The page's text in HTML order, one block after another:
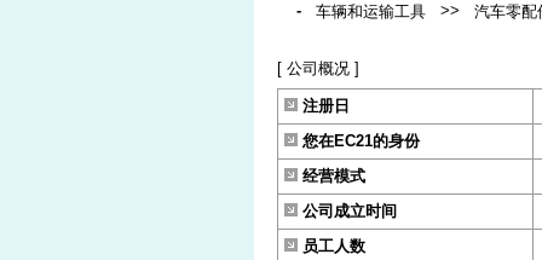
-
车辆和运输工具 >> 汽车零配
[ 公司概况 ]
注册日
您在EC21的身份
经营模式
公司成立时间
员工人数